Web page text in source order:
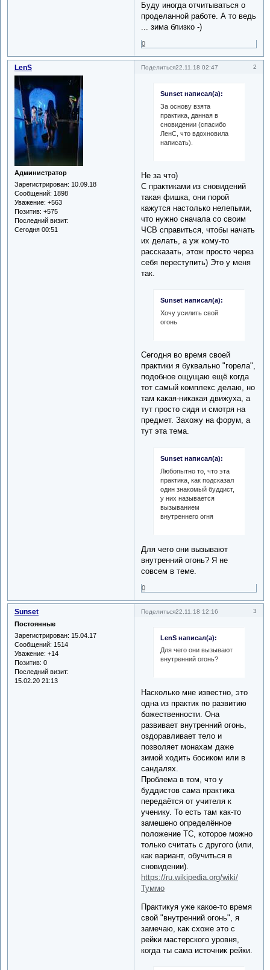
Буду иногда отчитываться о
проделанной работе. А то ведь
... зима близко -)
0
Поделиться 2
22.11.18 02:47
LenS
Администратор
Зарегистрирован: 10.09.18
Сообщений: 1898
Уважение: +563
Позитив: +575
Последний визит:
Сегодня 00:51
Sunset написал(а):
За основу взята
практика, данная в
сновидении (спасибо
ЛенС, что вдохновила
написать).
Не за что)
С практиками из сновидений
такая фишка, они порой
кажутся настолько нелепыми,
что нужно сначала со своим
ЧСВ справиться, чтобы начать
их делать, а уж кому-то
рассказать, этож просто через
себя переступить) Это у меня
так.
Sunset написал(а):
Хочу усилить свой
огонь
Сегодня во время своей
практики я буквально "горела",
подобное ощущаю ещё когда
тот самый комплекс делаю, но
там какая-никакая движуха, а
тут просто сидя и смотря на
предмет. Захожу на форум, а
тут эта тема.
Sunset написал(а):
Любопытно то, что эта
практика, как подсказал
один знакомый буддист,
у них называется
вызыванием
внутреннего огня
Для чего они вызывают
внутренний огонь? Я не
совсем в теме.
0
Поделиться 3
22.11.18 12:16
Sunset
Постоянные
Зарегистрирован: 15.04.17
Сообщений: 1514
Уважение: +14
Позитив: 0
Последний визит:
15.02.20 21:13
LenS написал(а):
Для чего они вызывают
внутренний огонь?
Насколько мне известно, это
одна из практик по развитию
божественности. Она
развивает внутренний огонь,
оздоравливает тело и
позволяет монахам даже
зимой ходить босиком или в
сандалях.
Проблема в том, что у
буддистов сама практика
передаётся от учителя к
ученику. То есть там как-то
замешено определённое
положение ТС, которое можно
только считать с другого (или,
как вариант, обучиться в
сновидении).
https://ru.wikipedia.org/wiki/
Туммо
Практикуя уже какое-то время
свой "внутренний огонь", я
замечаю, как схоже это с
рейки мастерского уровня,
когда ты сама источник рейки.